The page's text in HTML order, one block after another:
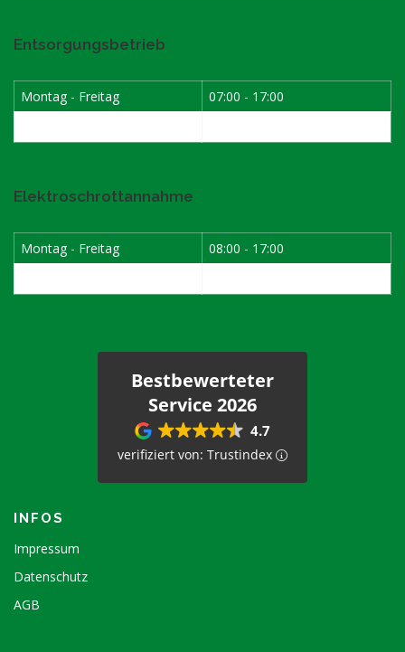
Entsorgungsbetrieb
Montag - Freitag
07:00 - 17:00
Elektroschrottannahme
Montag - Freitag
08:00 - 17:00
Bestbewerteter
Service 2026
4.7
verifiziert von: Trustindex
INFOS
Impressum
Datenschutz
AGB